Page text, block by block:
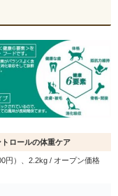
ロールの体重ケア
円）、2.2kg / オープン価格